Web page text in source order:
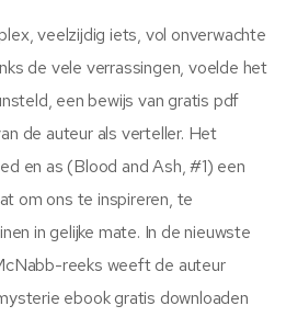
veelzijdig iets, vol onverwachte
de vele verrassingen, voelde het
een bewijs van gratis pdf
de auteur als verteller. Het
en as (Blood and Ash, #1) een
om ons te inspireren, te
in gelijke mate. In de nieuwste
reeks weeft de auteur
ebook gratis downloaden